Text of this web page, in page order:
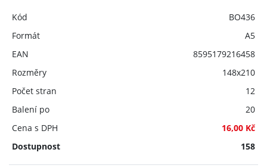
Kód
BO436
Formát
A5
EAN
8595179216458
Rozměry
148x210
Počet stran
12
Balení po
20
Cena s DPH
16,00 Kč
Dostupnost
158